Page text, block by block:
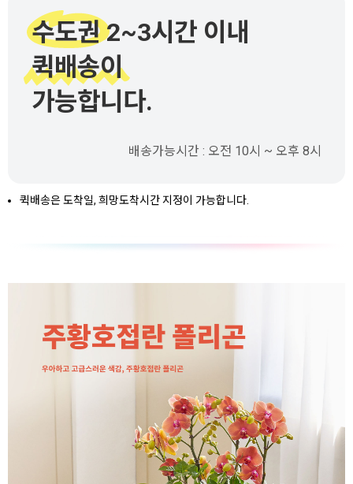
수도권 2~3시간 이내
퀵배송이
가능합니다.
배송가능시간 : 오전 10시 ~ 오후 8시
퀵배송은 도착일, 희망도착시간 지정이 가능합니다.